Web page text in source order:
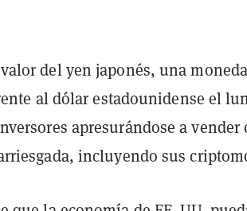
del yen japonés, una
al dólar estadounidense el
apresurándose a vender
incluyendo sus